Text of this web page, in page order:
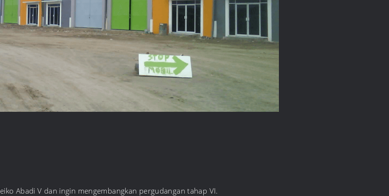
Abadi V dan ingin mengembangkan pergudangan tahap VI.